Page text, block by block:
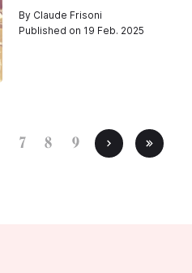
By Claude Frisoni
Published on 19 Feb. 2025
7 8 9